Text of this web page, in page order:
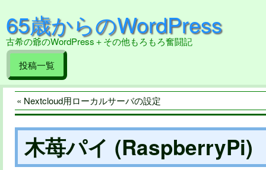
65歳からのWordPress
古希の爺のWordPress＋その他もろもろ奮闘記
投稿一覧
« Nextcloud用ローカルサーバの設定
木苺パイ (RaspberryPi)